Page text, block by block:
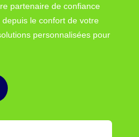
partenaire de confiance
le confort de votre
personnalisées pour